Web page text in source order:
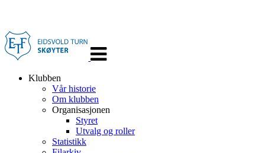
navigasjon
Klubben
Vår historie
Om klubben
Organisasjonen
Styret
Utvalg og roller
Statistikk